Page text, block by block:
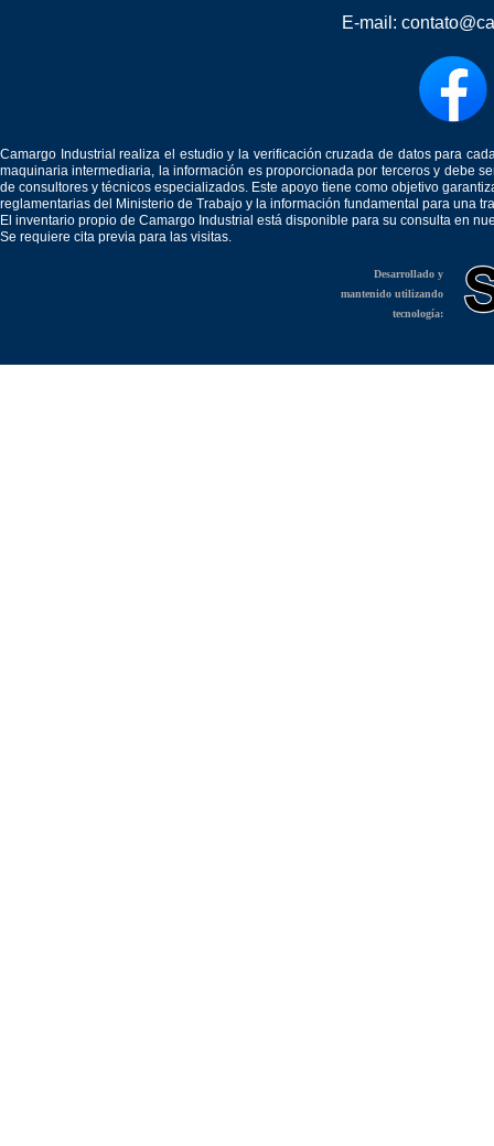
E-mail:
Camargo Industrial realiza el estudio y la verificación cruzada de datos para
maquinaria intermediaria, la información es proporcionada por terceros y debe
de consultores y técnicos especializados. Este apoyo tiene como objetivo
reglamentarias del Ministerio de Trabajo y la información fundamental para una
El inventario propio de Camargo Industrial está disponible para su consulta en
Se requiere cita previa para las visitas.
Desarrollado y
mantenido utilizando
tecnología: